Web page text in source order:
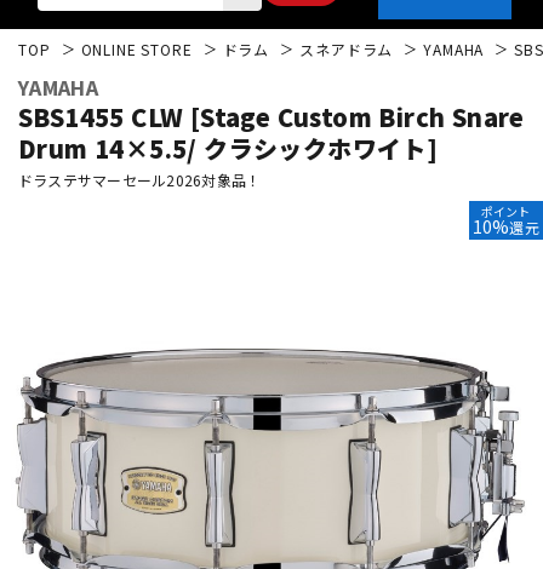
エレキギター
ドラム パーカッション
キーボード 電子ピアノ
管楽器 その他楽器
TOP ONLINE STORE ドラム スネアドラム YAMAHA
YAMAHA
SBS1455 CLW [Stage Custom Birch Snare
Drum 14×5.5/ クラシックホワイト]
ドラステサマーセール2026対象品！
ポイント
10%還元